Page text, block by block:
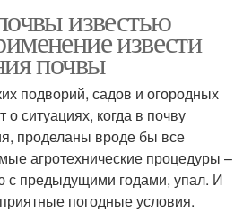
известью
извести
почвы
подворий, садов и огородных
ситуациях, когда в почву
проделаны вроде бы все
агротехнические процедуры –
с предыдущими годами, упал. И
погодные условия.